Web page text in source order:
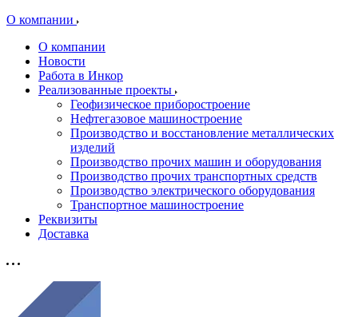
О компании
О компании
Новости
Работа в Инкор
Реализованные проекты
Геофизическое приборостроение
Нефтегазовое машиностроение
Производство и восстановление металлических
изделий
Производство прочих машин и оборудования
Производство прочих транспортных средств
Производство электрического оборудования
Транспортное машиностроение
Реквизиты
Доставка